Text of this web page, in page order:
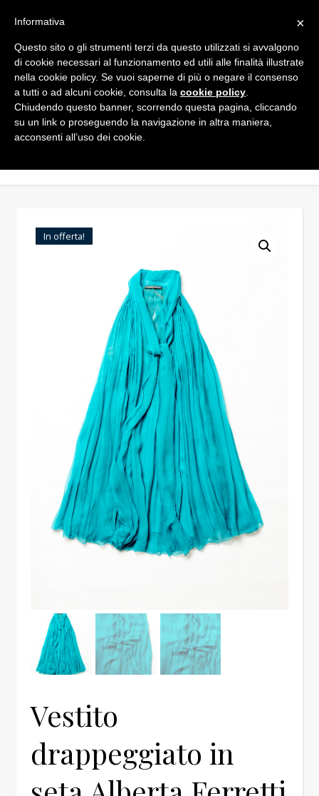
In offerta!
Vestito
drappeggiato in
×
Informativa
Questo sito o gli strumenti terzi da questo utilizzati si avvalgono
di cookie necessari al funzionamento ed utili alle finalità illustrate
nella cookie policy. Se vuoi saperne di più o negare il consenso
a tutti o ad alcuni cookie, consulta la cookie policy
Chiudendo questo banner, scorrendo questa pagina, cliccando
su un link o proseguendo la navigazione in altra maniera,
acconsenti all’uso dei cookie.